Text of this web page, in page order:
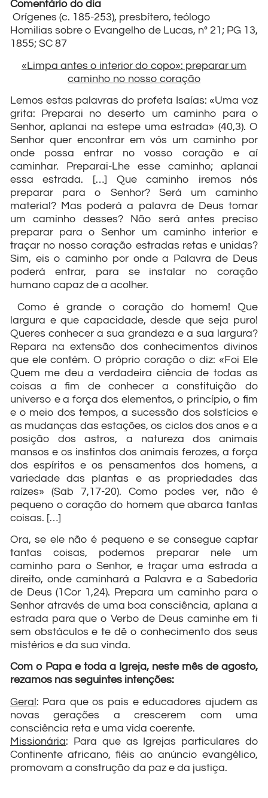
Comentário do dia
Orígenes (c. 185-253), presbítero, teólogo
Homilias sobre o Evangelho de Lucas, n° 21; PG 13,
1855; SC 87
«Limpa antes o interior do copo»: preparar um
caminho no nosso coração
Lemos estas palavras do profeta Isaías: «Uma voz
grita: Preparai no deserto um caminho para o
Senhor, aplanai na estepe uma estrada» (40,3). O
Senhor quer encontrar em vós um caminho por
onde possa entrar no vosso coração e aí
caminhar. Preparai-Lhe esse caminho; aplanai
essa estrada. […] Que caminho iremos nós
preparar para o Senhor? Será um caminho
material? Mas poderá a palavra de Deus tomar
um caminho desses? Não será antes preciso
preparar para o Senhor um caminho interior e
traçar no nosso coração estradas retas e unidas?
Sim, eis o caminho por onde a Palavra de Deus
poderá entrar, para se instalar no coração
humano capaz de a acolher.
Como é grande o coração do homem! Que
largura e que capacidade, desde que seja puro!
Queres conhecer a sua grandeza e a sua largura?
Repara na extensão dos conhecimentos divinos
que ele contém. O próprio coração o diz: «Foi Ele
Quem me deu a verdadeira ciência de todas as
coisas a fim de conhecer a constituição do
universo e a força dos elementos, o princípio, o fim
e o meio dos tempos, a sucessão dos solstícios e
as mudanças das estações, os ciclos dos anos e a
posição dos astros, a natureza dos animais
mansos e os instintos dos animais ferozes, a força
dos espíritos e os pensamentos dos homens, a
variedade das plantas e as propriedades das
raízes» (Sab 7,17-20). Como podes ver, não é
pequeno o coração do homem que abarca tantas
coisas. […]
Ora, se ele não é pequeno e se consegue captar
tantas coisas, podemos preparar nele um
caminho para o Senhor, e traçar uma estrada a
direito, onde caminhará a Palavra e a Sabedoria
de Deus (1Cor 1,24). Prepara um caminho para o
Senhor através de uma boa consciência, aplana a
estrada para que o Verbo de Deus caminhe em ti
sem obstáculos e te dê o conhecimento dos seus
mistérios e da sua vinda.
Com o Papa e toda a Igreja, neste mês de agosto,
rezamos nas seguintes intenções:
Geral: Para que os pais e educadores ajudem as
novas gerações a crescerem com uma
consciência reta e uma vida coerente.
Missionária: Para que as Igrejas particulares do
Continente africano, fiéis ao anúncio evangélico,
promovam a construção da paz e da justiça.